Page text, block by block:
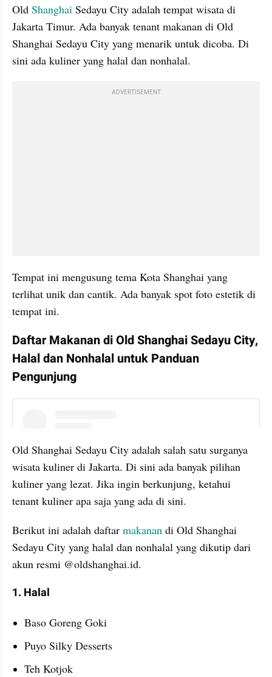
Old Shanghai Sedayu City adalah tempat wisata di
Jakarta Timur. Ada banyak tenant makanan di Old
Shanghai Sedayu City yang menarik untuk dicoba. Di
sini ada kuliner yang halal dan nonhalal.
ADVERTISEMENT
Tempat ini mengusung tema Kota Shanghai yang
terlihat unik dan cantik. Ada banyak spot foto estetik di
tempat ini.
Daftar Makanan di Old Shanghai Sedayu City,
Halal dan Nonhalal untuk Panduan
Pengunjung
Old Shanghai Sedayu City adalah salah satu surganya
wisata kuliner di Jakarta. Di sini ada banyak pilihan
kuliner yang lezat. Jika ingin berkunjung, ketahui
tenant kuliner apa saja yang ada di sini.
Berikut ini adalah daftar makanan di Old Shanghai
Sedayu City yang halal dan nonhalal yang dikutip dari
akun resmi @oldshanghai.id.
1. Halal
Baso Goreng Goki
Puyo Silky Desserts
Teh Kotjok